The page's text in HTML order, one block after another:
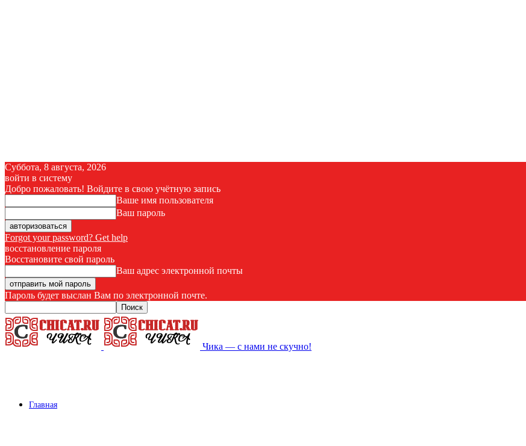
Суббота, 8 августа, 2026
войти в систему
Добро пожаловать! Войдите в свою учётную запись
Ваше имя пользователя
Ваш пароль
Forgot your password? Get help
восстановление пароля
Восстановите свой пароль
Ваш адрес электронной почты
Пароль будет выслан Вам по электронной почте.
Чика — с нами не скучно!
Главная